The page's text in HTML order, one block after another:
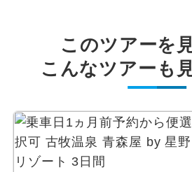
このツアーを
こんなツアーも